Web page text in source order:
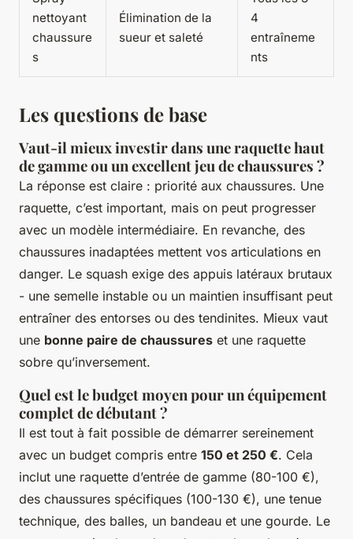
nettoyant
chaussure
s
Élimination de la
sueur et saleté
4
entraîneme
nts
Les questions de base
Vaut-il mieux investir dans une raquette haut
de gamme ou un excellent jeu de chaussures ?
La réponse est claire : priorité aux chaussures. Une
raquette, c’est important, mais on peut progresser
avec un modèle intermédiaire. En revanche, des
chaussures inadaptées mettent vos articulations en
danger. Le squash exige des appuis latéraux brutaux
- une semelle instable ou un maintien insuffisant peut
entraîner des entorses ou des tendinites. Mieux vaut
une bonne paire de chaussures et une raquette
sobre qu’inversement.
Quel est le budget moyen pour un équipement
complet de débutant ?
Il est tout à fait possible de démarrer sereinement
avec un budget compris entre 150 et 250 €. Cela
inclut une raquette d’entrée de gamme (80-100 €),
des chaussures spécifiques (100-130 €), une tenue
technique, des balles, un bandeau et une gourde. Le